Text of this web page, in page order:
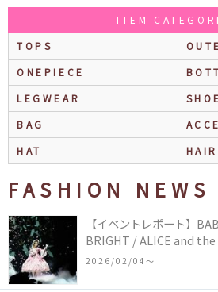
ITEM
TOPS
ONEPIECE
LEGWEAR
BAG
HAT
FASHION NEWS
【イベントレポート】
BRIGHT / ALICE and
COLLECTION in TOKYO
2026/02/04〜